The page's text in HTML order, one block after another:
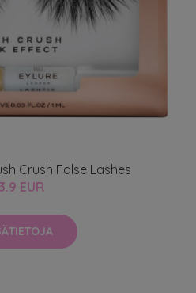
Crush False Lashes
EUR